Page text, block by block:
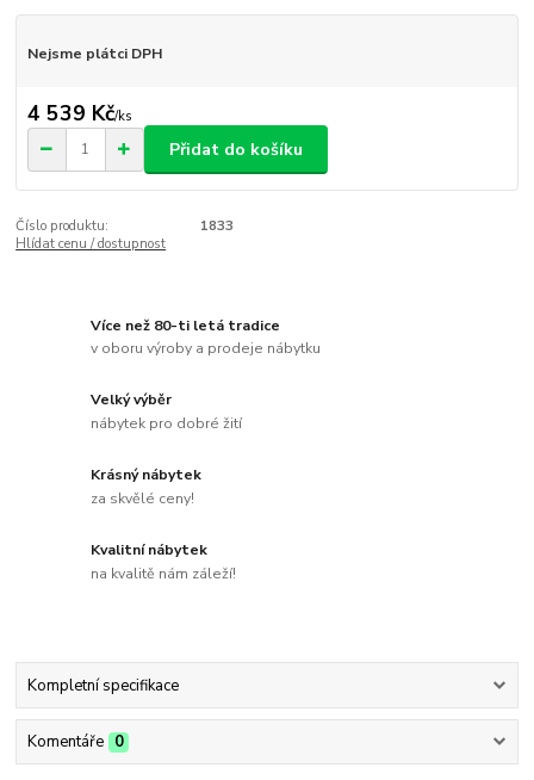
Nejsme plátci DPH
4 539 Kč/ks
Přidat do košíku
Číslo produktu:
1833
Hlídat cenu / dostupnost
Více než 80-ti letá tradice
v oboru výroby a prodeje nábytku
Velký výběr
nábytek pro dobré žití
Krásný nábytek
za skvělé ceny!
Kvalitní nábytek
na kvalitě nám záleží!
Kompletní specifikace
Komentáře 0